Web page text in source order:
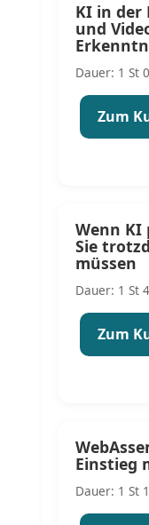
KI in der
und
Dauer: 1 St
Zum
Wenn KI
Sie
müssen
Dauer: 1 St
Zum
Einstieg
Dauer: 1 St